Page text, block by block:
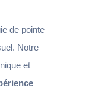
de pointe
Notre
et